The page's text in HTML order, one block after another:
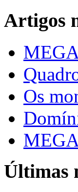
Artigos
Os
Últimas